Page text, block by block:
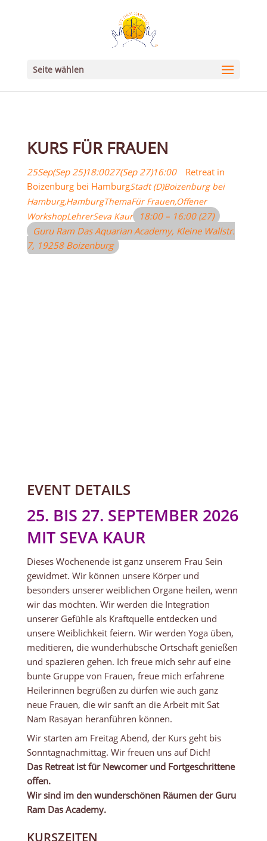
Seite wählen
KURS FÜR FRAUEN
25Sep(Sep 25)18:0027(Sep 27)16:00
Retreat in
Boizenburg bei HamburgStadt (D)Boizenburg bei
Hamburg,HamburgThemaFür Frauen,Offener
WorkshopLehrerSeva Kaur 18:00 – 16:00 (27)
Guru Ram Das Aquarian Academy, Kleine Wallstr.
7, 19258 Boizenburg
EVENT DETAILS
25. BIS 27. SEPTEMBER 2026
MIT SEVA KAUR
Dieses Wochenende ist ganz unserem Frau Sein
gewidmet. Wir können unsere Körper und
besonders unserer weiblichen Organe heilen, wenn
wir das möchten. Wir werden die Integration
unserer Gefühle als Kraftquelle entdecken und
unsere Weiblichkeit feiern. Wir werden Yoga üben,
meditieren, die wunderhübsche Ortschaft genießen
und spazieren gehen. Ich freue mich sehr auf eine
bunte Gruppe von Frauen, freue mich erfahrene
Heilerinnen begrüßen zu dürfen wie auch ganz
neue Frauen, die wir sanft an die Arbeit mit Sat
Nam Rasayan heranführen können.
Wir starten am Freitag Abend, der Kurs geht bis
Sonntagnachmittag. Wir freuen uns auf Dich!
Das Retreat ist für Newcomer und Fortgeschrittene
offen.
Wir sind im den wunderschönen Räumen der Guru
Ram Das Academy.
KURSZEITEN